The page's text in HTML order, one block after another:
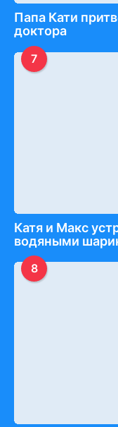
Папа Кати
доктора
7
Катя и Макс
водяными
8